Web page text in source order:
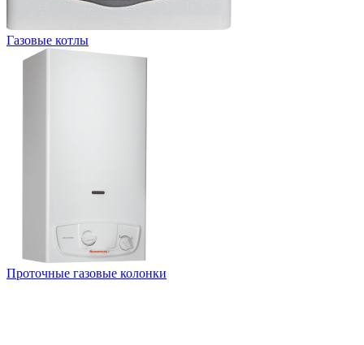
Газовые котлы
Проточные газовые колонки